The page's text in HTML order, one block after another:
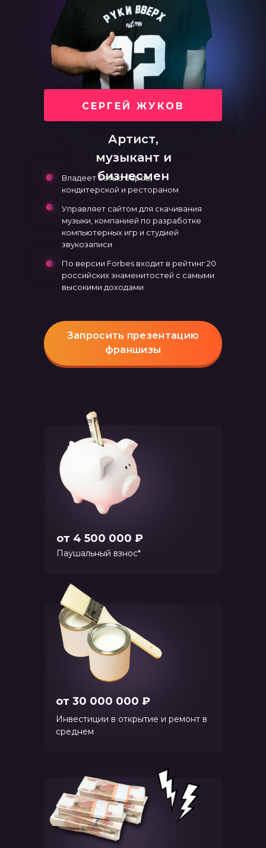
СЕРГЕЙ ЖУКОВ
Артист,
музыкант и
бизнесмен
Запросить презентацию
франшизы
По версии Forbes входит в рейтинг 20
российских знаменитостей с самыми
высокими доходами
Владеет сетью баров,
кондитерской и рестораном
Управляет сайтом для скачивания
музыки, компанией по разработке
компьютерных игр и студией
звукозаписи
Инвестиции в открытие и ремонт в
среднем
от 30 000 000 ₽
от 4 500 000 ₽
Паушальный взнос*